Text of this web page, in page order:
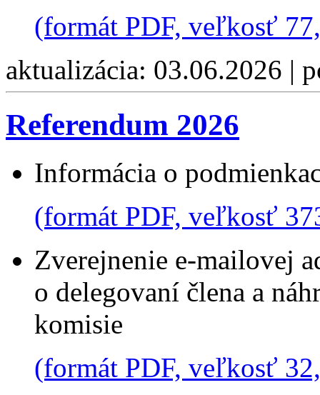
(formát PDF, veľkosť
aktualizácia: 03.06.2026 |
Referendum 2026
Informácia o
(formát PDF, veľkosť
Zverejnenie e-mailovej
o delegovaní člena a
komisie
(formát PDF, veľkosť